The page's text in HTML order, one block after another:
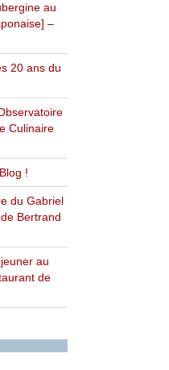
au
–
20 ans du
Culinaire
!
du Gabriel
Bertrand
au
de